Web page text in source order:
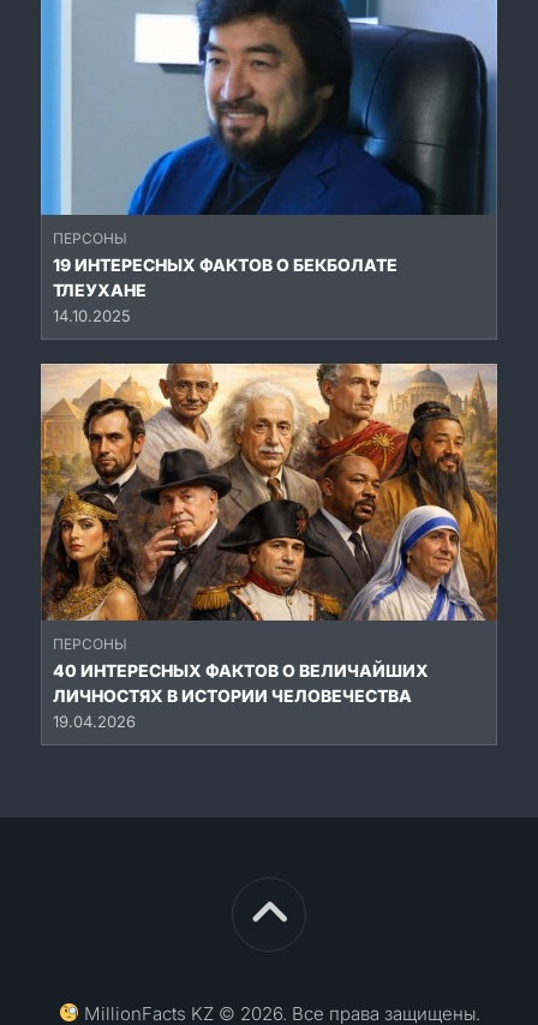
ПЕРСОНЫ
19 ИНТЕРЕСНЫХ ФАКТОВ О БЕКБОЛАТЕ
ТЛЕУХАНЕ
14.10.2025
ПЕРСОНЫ
40 ИНТЕРЕСНЫХ ФАКТОВ О ВЕЛИЧАЙШИХ
ЛИЧНОСТЯХ В ИСТОРИИ ЧЕЛОВЕЧЕСТВА
19.04.2026
MillionFacts KZ © 2026. Все права защищены.